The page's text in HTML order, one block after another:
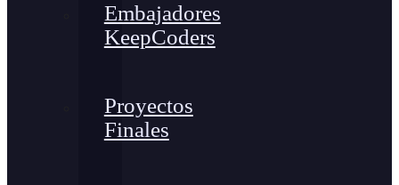
Embajadores
KeepCoders
Proyectos
Finales